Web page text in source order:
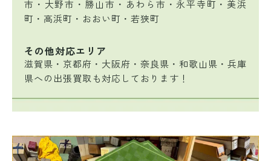
市・大野市・勝山市・あわら市・永平寺町・美浜
町・高浜町・おおい町・若狭町
その他対応エリア
滋賀県・京都府・大阪府・奈良県・和歌山県・兵庫
県への出張買取も対応しております！